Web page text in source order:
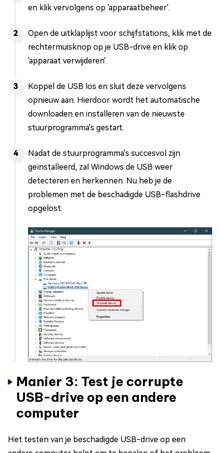
en klik vervolgens op 'apparaatbeheer'.
Open de uitklaplijst voor schijfstations, klik met de
rechtermuisknop op je USB-drive en klik op
'apparaat verwijderen'.
Koppel de USB los en sluit deze vervolgens
opnieuw aan. Hierdoor wordt het automatische
downloaden en installeren van de nieuwste
stuurprogramma's gestart.
Nadat de stuurprogramma's succesvol zijn
geïnstalleerd, zal Windows de USB weer
detecteren en herkennen. Nu heb je de
problemen met de beschadigde USB-flashdrive
opgelost.
Manier 3: Test je corrupte
USB-drive op een andere
computer
Het testen van je beschadigde USB-drive op een